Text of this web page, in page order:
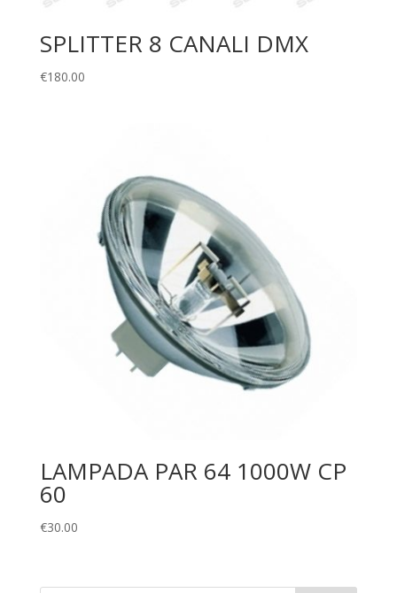
SPLITTER 8 CANALI DMX
€180.00
LAMPADA PAR 64 1000W CP
60
€30.00